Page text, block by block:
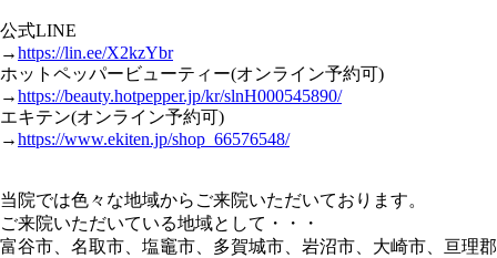
公式LINE
→https://lin.ee/X2kzYbr
ホットペッパービューティー(オンライン予約可)
→https://beauty.hotpepper.jp/kr/slnH000545890/
エキテン(オンライン予約可)
→https://www.ekiten.jp/shop_66576548/
当院では色々な地域からご来院いただいております。
ご来院いただいている地域として・・・
富谷市、名取市、塩竈市、多賀城市、岩沼市、大崎市、亘理郡